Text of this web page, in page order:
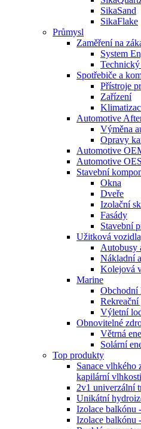
SikaSand
SikaFlake
Průmysl
Zaměření na
System
Technický
Spotřebiče a
Přístroje
Zařízení
Automotive
Výměna
Opravy
Automotive
Automotive OES
Stavební
Okna
Dveře
Izolační
Fasády
Stavební
Užitková
Autobusy
Nákladní
Kolejová
Marine
Obchodní
Výletní
Obnovitelné
Větrná
Solární
Top produkty
Sanace vlhkého
kapilární vlhkosti
2v1 univerzální
Unikátní
Izolace balkónu
Izolace balkónu